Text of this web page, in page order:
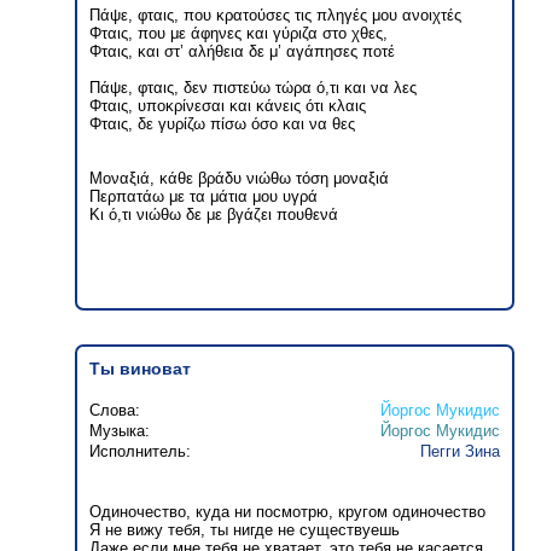
Πάψε, φταις, που κρατούσες τις πληγές μου ανοιχτές
Φταις, που με άφηνες και γύριζα στο χθες,
Φταις, και στ’ αλήθεια δε μ’ αγάπησες ποτέ
Πάψε, φταις, δεν πιστεύω τώρα ό,τι και να λες
Φταις, υποκρίνεσαι και κάνεις ότι κλαις
Φταις, δε γυρίζω πίσω όσο και να θες
Μοναξιά, κάθε βράδυ νιώθω τόση μοναξιά
Περπατάω με τα μάτια μου υγρά
Κι ό,τι νιώθω δε με βγάζει πουθενά
Ты виноват
Слова:
Йоргос Мукидис
Музыка:
Йоргос Мукидис
Исполнитель:
Пегги Зина
Одиночество, куда ни посмотрю, кругом одиночество
Я не вижу тебя, ты нигде не существуешь